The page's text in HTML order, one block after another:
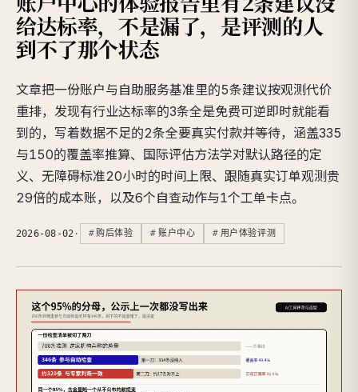
给达标率，不是漏了，是评测的人
到不了那个状态
文章把一份账户与自助服务基准里的5条建议按观测代价
重排，发现有行业达标率的3条全是免费可逆即时就能看
到的，写着数据不足的2条全要真实付款并等待，涵盖335
与150的覆盖率推算、国际评估方法学对默认路径的定
义、无障碍标准20小时的时间上限、跟随真实订单观测贵
29倍的成本账，以及6个自查动作与1个工单卡点。
2026-08-02 · 购后体验 账户中心 用户体验评测